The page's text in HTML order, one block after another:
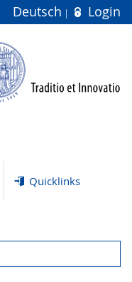
Deutsch Login
Quicklinks